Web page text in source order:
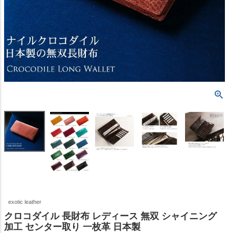
exotic leather
クロコダイル 長財布 レディース 無双 シャイニング
加工 センター取り 一枚革 日本製